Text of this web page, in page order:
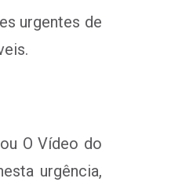
urgentes de
O Vídeo do
urgência,